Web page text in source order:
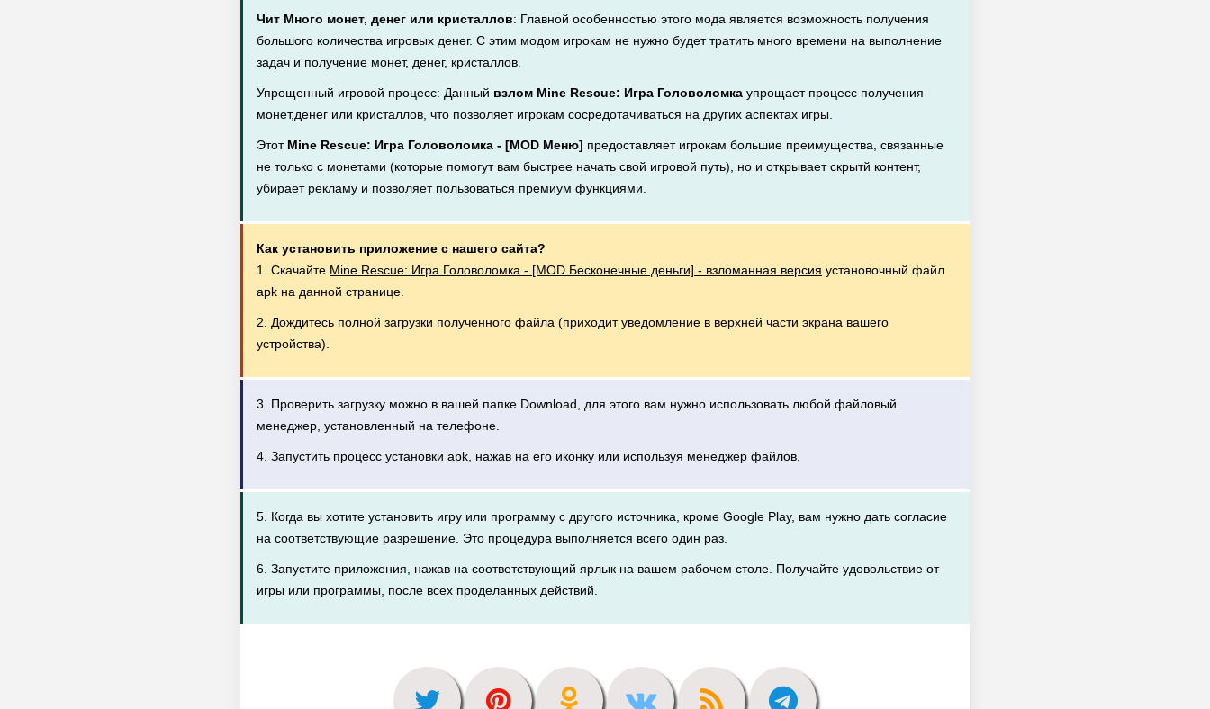
Чит Много монет, денег или кристаллов: Главной особенностью этого мода является возможность получения
большого количества игровых денег. С этим модом игрокам не нужно будет тратить много времени на выполнение
задач и получение монет, денег, кристаллов.
Упрощенный игровой процесс: Данный взлом Mine Rescue: Игра Головоломка упрощает процесс получения
монет,денег или кристаллов, что позволяет игрокам сосредотачиваться на других аспектах игры.
Этот Mine Rescue: Игра Головоломка - [MOD Меню] предоставляет игрокам большие преимущества, связанные
не только с монетами (которые помогут вам быстрее начать свой игровой путь), но и открывает скрытй контент,
убирает рекламу и позволяет пользоваться премиум функциями.
Как установить приложение с нашего сайта?
1. Скачайте Mine Rescue: Игра Головоломка - [MOD Бесконечные деньги] - взломанная версия установочный файл
apk на данной странице.
2. Дождитесь полной загрузки полученного файла (приходит уведомление в верхней части экрана вашего
устройства).
3. Проверить загрузку можно в вашей папке Download, для этого вам нужно использовать любой файловый
менеджер, установленный на телефоне.
4. Запустить процесс установки apk, нажав на его иконку или используя менеджер файлов.
5. Когда вы хотите установить игру или программу с другого источника, кроме Google Play, вам нужно дать согласие
на соответствующие разрешение. Это процедура выполняется всего один раз.
6. Запустите приложения, нажав на соответствующий ярлык на вашем рабочем столе. Получайте удовольствие от
игры или программы, после всех проделанных действий.